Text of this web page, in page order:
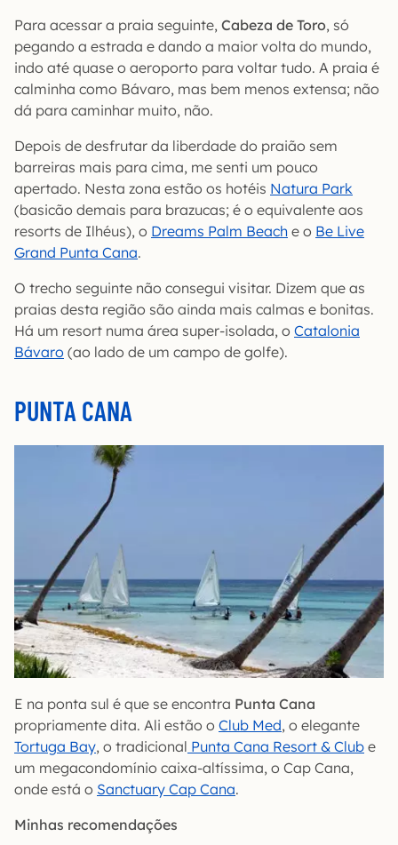
Para acessar a praia seguinte, Cabeza de Toro, só
pegando a estrada e dando a maior volta do mundo,
indo até quase o aeroporto para voltar tudo. A praia é
calminha como Bávaro, mas bem menos extensa; não
dá para caminhar muito, não.
Depois de desfrutar da liberdade do praião sem
barreiras mais para cima, me senti um pouco
apertado. Nesta zona estão os hotéis Natura Park
(basicão demais para brazucas; é o equivalente aos
resorts de Ilhéus), o Dreams Palm Beach e o Be Live
Grand Punta Cana.
O trecho seguinte não consegui visitar. Dizem que as
praias desta região são ainda mais calmas e bonitas.
Há um resort numa área super-isolada, o Catalonia
Bávaro (ao lado de um campo de golfe).
PUNTA CANA
E na ponta sul é que se encontra Punta Cana
propriamente dita. Ali estão o Club Med, o elegante
Tortuga Bay, o tradicional Punta Cana Resort & Club e
um megacondomínio caixa-altíssima, o Cap Cana,
onde está o Sanctuary Cap Cana.
Minhas recomendações